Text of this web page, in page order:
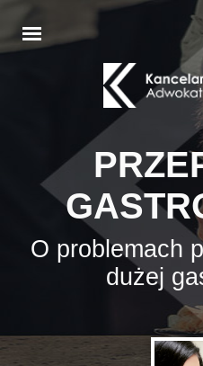
O problemach
dużej